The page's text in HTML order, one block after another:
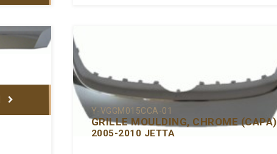
Y-VGGM015CCA-01
GRILLE MOULDING, CHROME (CAPA)
2005-2010 JETTA